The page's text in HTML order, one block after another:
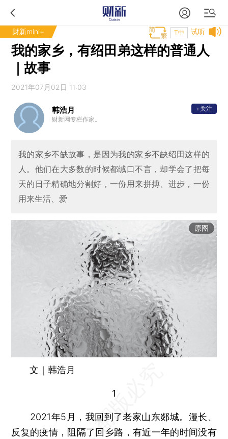
财新mini+ 试听
T中
我的家乡，有绍田弟这样的普通人
｜故事
2021年07月02日 11:03
韩浩月
财新网专栏作家。
+关注
我的家乡不缺故事，是因为我的家乡不缺绍田这样的
人。他们在大多数的时候都缄口不言，却学会了把每
天的日子精确地分割好，一份用来拼搏、进步，一份
用来生活、爱
原图
文｜韩浩月
1
2021年5月，我回到了老家山东郯城。漫长、
反复的疫情，阻隔了回乡路，有近一年的时间没有